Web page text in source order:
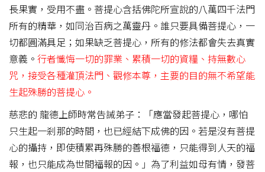
長果實，受用不盡。菩提心含括佛陀所宣說的八萬四千法門
所有的精華，如同治百病之萬靈丹。誰只要具備菩提心，一
切都圓滿具足；如果缺乏菩提心，所有的修法都會失去真實
意義。 行者懺悔一切的罪業、累積一切的資糧、持無數心
咒，接受各種灌頂法門、觀修本尊，主要的目的無不希望能
生起殊勝的菩提心。
慈悲的 龍德上師時常告誡弟子：「應當發起菩提心，哪怕
只生起一剎那的時間，也已經結下成佛的因。若是沒有菩提
心的攝持，即使積累再殊勝的善根福德，只能得到人天的福
報，也只能成為世間福報的因。」為了利益如母有情，發菩